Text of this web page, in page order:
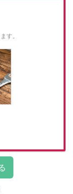
す。